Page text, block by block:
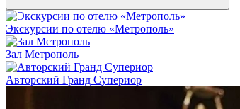
Экскурсии по отелю «Метрополь»
Зал Метрополь
Авторский Гранд Супериор